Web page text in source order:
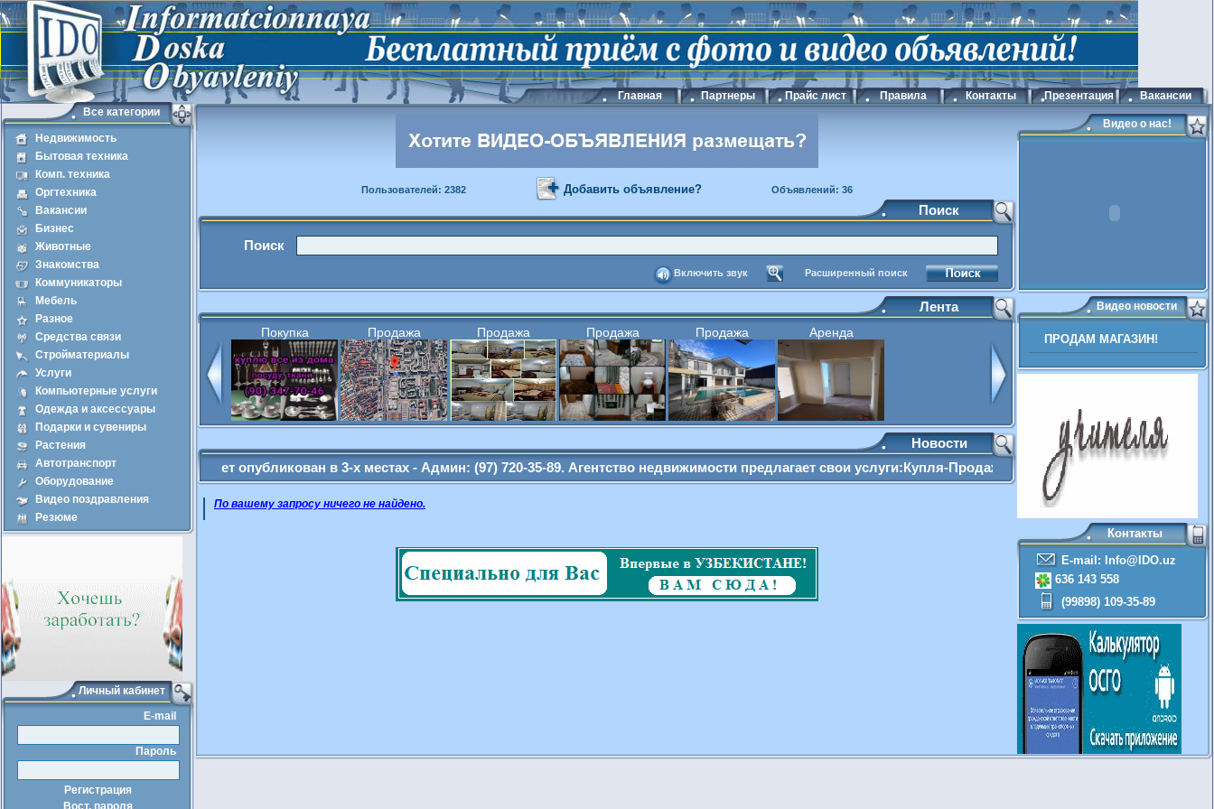
Вакансии
Презентация
Контакты
Правила
Прайс лист
Партнеры
Главная
Пользователей: 2382 Добавить объявление? Объявлений: 36
Поиск
Поиск
Расширенный поиск
Включить звук
Лента
Покупка Продажа Продажа Продажа Продажа Аренда
Покупка Продажа
Новости
Вами объявление будет опубликован в 3-х местах - Админ: (97) 720-35-89. Агентство недвижимости предлагает свои услуги:Купля-Продажа,Сбор документов,
По вашему запросу ничего не найдено.
Видео о нас!
Видео новости
ПРОДАМ МАГАЗИН!
Контакты
E-mail: Info@IDO.uz
636 143 558
(99898) 109-35-89
Все категории
Недвижимость
Бытовая техника
Комп. техника
Оргтехника
Вакансии
Бизнес
Животные
Знакомства
Коммуникаторы
Мебель
Разное
Средства связи
Стройматериалы
Услуги
Компьютерные услуги
Одежда и аксессуары
Подарки и сувениры
Растения
Автотранспорт
Оборудование
Видео поздравления
Резюме
Личный кабинет
E-mail
Пароль
Регистрация
Вост. пароля